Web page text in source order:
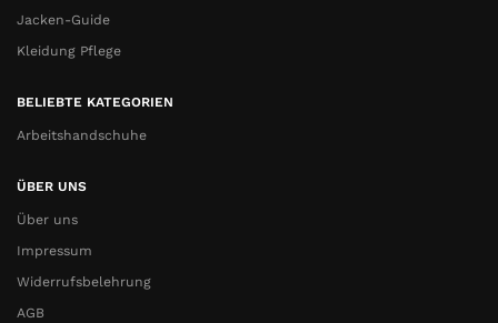
Jacken-Guide
Kleidung Pflege
BELIEBTE KATEGORIEN
Arbeitshandschuhe
ÜBER UNS
Über uns
Impressum
Widerrufsbelehrung
AGB